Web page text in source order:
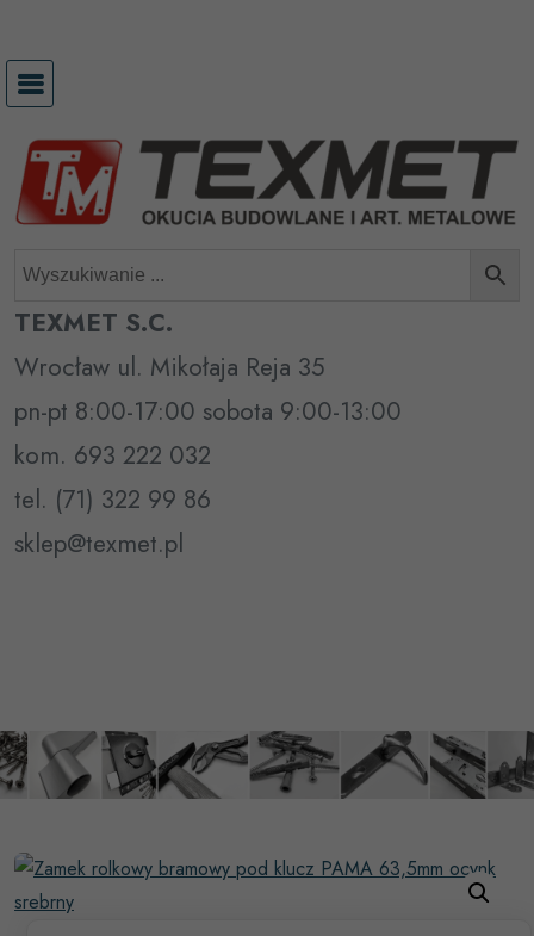
treści
TEXMET S.C.
Wrocław ul. Mikołaja Reja 35
pn-pt 8:00-17:00 sobota 9:00-13:00
kom. 693 222 032
tel. (71) 322 99 86
sklep@texmet.pl